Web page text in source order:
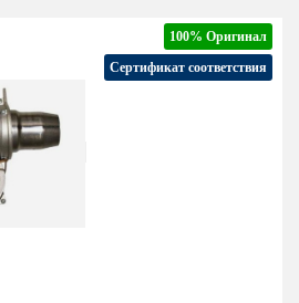
100% Оригинал
Сертификат соответствия